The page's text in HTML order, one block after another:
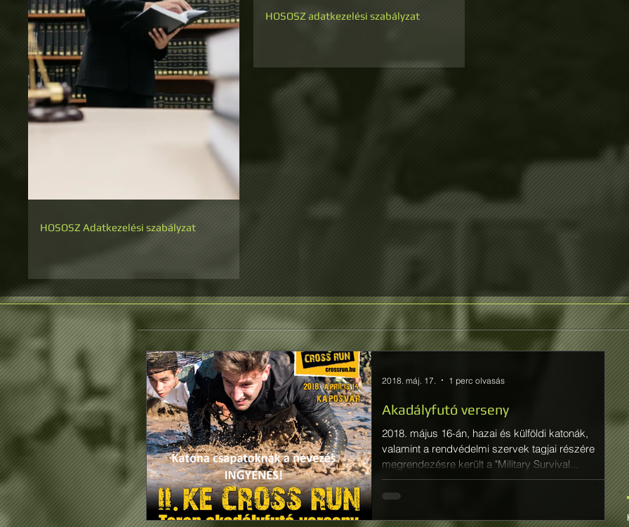
HOSOSZ Adatkezelési szabályzat
HOSOSZ adatkezelési szabályzat
Akadályfutó verseny
2018. május 16-án, hazai és külföldi katonák,
valamint a rendvédelmi szervek tagjai részére
megrendezésre került a "Military Survival...
2018. máj. 17. 1 perc olvasás